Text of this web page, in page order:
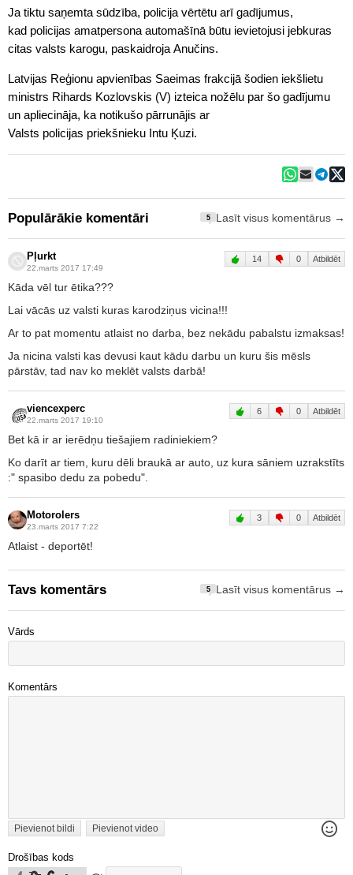
Ja tiktu saņemta sūdzība, policija vērtētu arī gadījumus,
kad policijas amatpersona automašīnā būtu ievietojusi jebkuras
citas valsts karogu, paskaidroja Anučins.
Latvijas Reģionu apvienības Saeimas frakcijā šodien iekšlietu
ministrs Rihards Kozlovskis (V) izteica nožēlu par šo gadījumu
un apliecināja, ka notikušo pārrunājis ar
Valsts policijas priekšnieku Intu Ķuzi.
Populārākie komentāri 5 Lasīt visus komentārus →
Pļurkt
22.marts 2017 17:49
14 0 Atbildēt
Kāda vēl tur ētika???
Lai vācās uz valsti kuras karodziņus vicina!!!
Ar to pat momentu atlaist no darba, bez nekādu pabalstu izmaksas!
Ja nicina valsti kas devusi kaut kādu darbu un kuru šis mēsls
pārstāv, tad nav ko meklēt valsts darbā!
viencexperc
22.marts 2017 19:10
6 0 Atbildēt
Bet kā ir ar ierēdņu tiešajiem radiniekiem?
Ko darīt ar tiem, kuru dēli braukā ar auto, uz kura sāniem uzrakstīts
:" spasibo dedu za pobedu".
Motorolers
23.marts 2017 7:22
3 0 Atbildēt
Atlaist - deportēt!
Tavs komentārs 5 Lasīt visus komentārus →
Vārds
Komentārs
Pievienot bildi Pievienot video
Drošības kods